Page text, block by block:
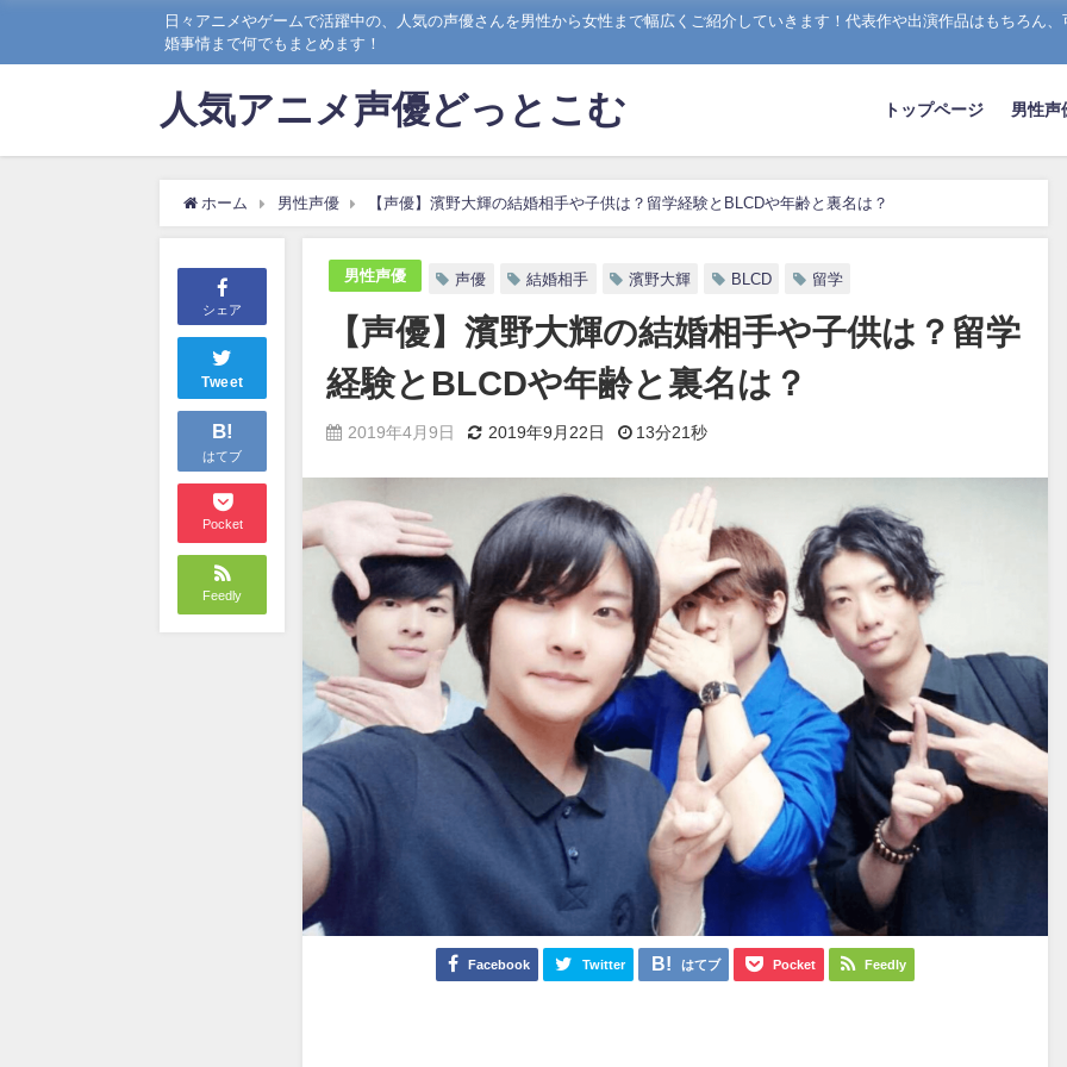
日々アニメやゲームで活躍中の、人気の声優さんを男性から女性まで幅広くご紹介していきます！代表作や出演作品はもちろん
婚事情まで何でもまとめます！
人気アニメ声優どっとこむ トップページ 男性声
ホーム 男性声優 【声優】濱野大輝の結婚相手や子供は？留学経験とBLCDや年齢と裏名は？
シェア
Tweet
B!
はてブ
Pocket
Feedly
男性声優 声優 結婚相手 濱野大輝 BLCD 留学
【声優】濱野大輝の結婚相手や子供は？留学
経験とBLCDや年齢と裏名は？
2019年4月9日 2019年9月22日 13分21秒
Facebook Twitter はてブ Pocket Feedly